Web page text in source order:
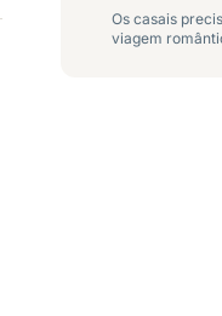
Os casais
viagem